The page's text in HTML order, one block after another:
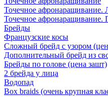
Точечное афронаращивание.
Точечное афронаращивание.
Брейды
Французские косы
Сложный брейд с узором
Дополнительный брейд из
Брейды по голове (цена зашт)
2 брейда у лица
Водопад
Box braids (очень крупная